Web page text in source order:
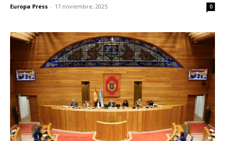
Europa Press - 17 noviembre, 2025 0